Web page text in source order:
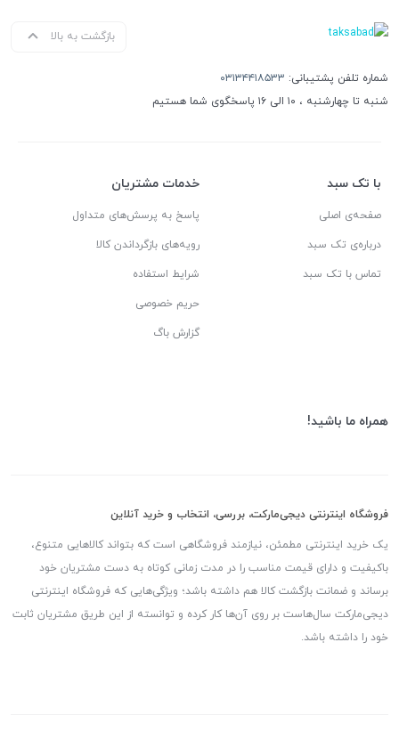
بازگشت به بالا
شماره تلفن پشتیبانی: ۰۳۱۳۴۴۱۸۵۳۳
شنبه تا چهارشنبه ، ۱۰ الی ۱۶ پاسخگوی شما هستیم
با تک سبد
صفحه‌ی اصلی
درباره‌ی تک سبد
تماس با تک سبد
خدمات مشتریان
پاسخ به پرسش‌های متداول
رویه‌های بازگرداندن کالا
شرایط استفاده
حریم خصوصی
گزارش باگ
همراه ما باشید!
فروشگاه اینترنتی دیجی‌مارکت، بررسی، انتخاب و خرید آنلاین
یک خرید اینترنتی مطمئن، نیازمند فروشگاهی است که بتواند کالاهایی متنوع،
باکیفیت و دارای قیمت مناسب را در مدت زمانی کوتاه به دست مشتریان خود
برساند و ضمانت بازگشت کالا هم داشته باشد؛ ویژگی‌هایی که فروشگاه اینترنتی
دیجی‌مارکت سال‌هاست بر روی آن‌ها کار کرده و توانسته از این طریق مشتریان ثابت
خود را داشته باشد.